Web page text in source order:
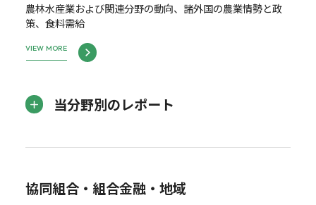
農林水産業および関連分野の動向、諸外国の農業情勢と政
策、食料需給
VIEW MORE
当分野別のレポート
協同組合・組合金融・地域